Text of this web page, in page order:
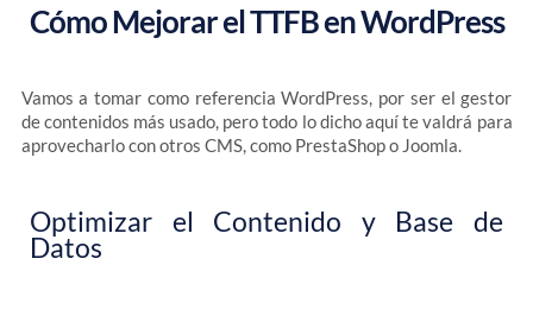
Cómo Mejorar el TTFB en WordPress
Vamos a tomar como referencia WordPress, por ser el gestor
de contenidos más usado, pero todo lo dicho aquí te valdrá para
aprovecharlo con otros CMS, como PrestaShop o Joomla.
Optimizar el Contenido y Base de
Datos